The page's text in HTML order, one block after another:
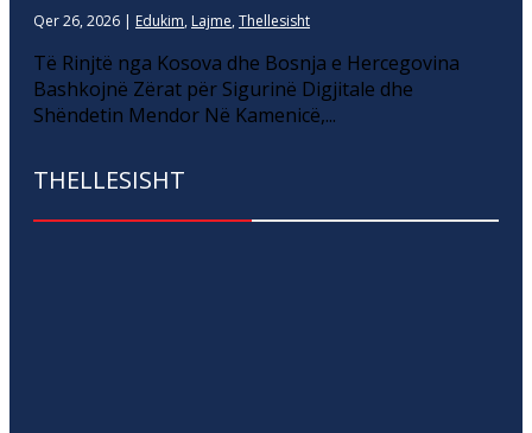
Qer 26, 2026 | Edukim, Lajme, Thellesisht
Të Rinjtë nga Kosova dhe Bosnja e Hercegovina
Bashkojnë Zërat për Sigurinë Digjitale dhe
Shëndetin Mendor Në Kamenicë,...
THELLESISHT